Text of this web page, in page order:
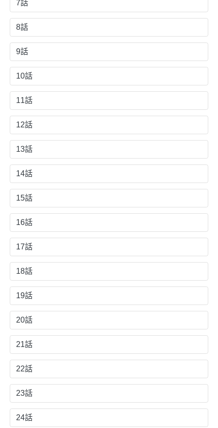
7話
8話
9話
10話
11話
12話
13話
14話
15話
16話
17話
18話
19話
20話
21話
22話
23話
24話